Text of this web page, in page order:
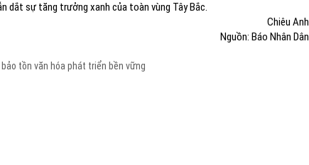
dắt sự tăng trưởng xanh của toàn vùng Tây Bắc.
Chiêu Anh
Nguồn: Báo Nhân Dân
bảo tồn văn hóa phát triển bền vững